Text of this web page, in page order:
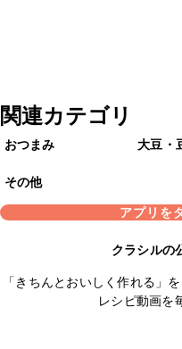
関連カテゴリ
おつまみ 大豆・
その他
アプリを
クラシルの
「きちんとおいしく作れる」
レシピ動画を